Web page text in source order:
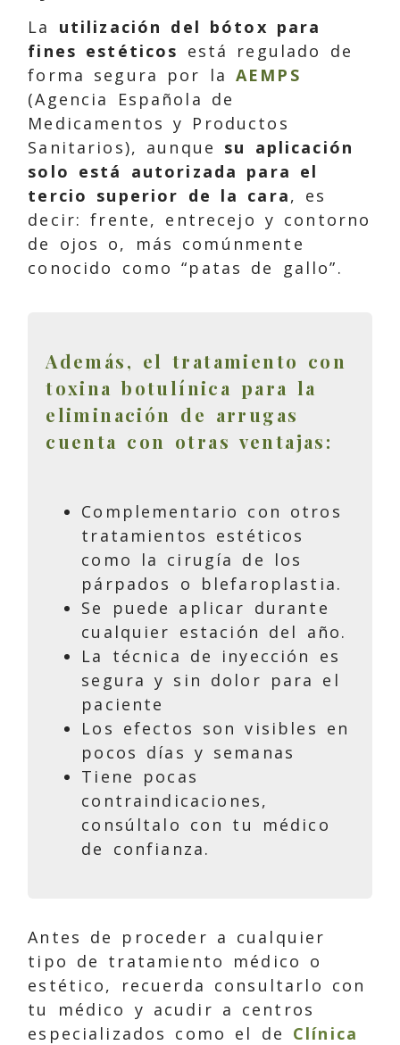
La
utilización del bótox para
fines estéticos está regulado de
forma segura por la AEMPS
(Agencia Española de
Medicamentos y Productos
Sanitarios), aunque su aplicación
solo está autorizada para el
tercio superior de la cara, es
decir: frente, entrecejo y contorno
de ojos o, más comúnmente
conocido como “patas de gallo”.
Además, el tratamiento con
toxina botulínica para la
eliminación de arrugas
cuenta con otras ventajas:
Complementario con otros
tratamientos estéticos
como la cirugía de los
párpados o blefaroplastia.
Se puede aplicar durante
cualquier estación del año.
La técnica de inyección es
segura y sin dolor para el
paciente
Los efectos son visibles en
pocos días y semanas
Tiene pocas
contraindicaciones,
consúltalo con tu médico
de confianza.
Antes de proceder a cualquier
tipo de tratamiento médico o
estético, recuerda consultarlo con
tu médico y acudir a centros
especializados como el de Clínica